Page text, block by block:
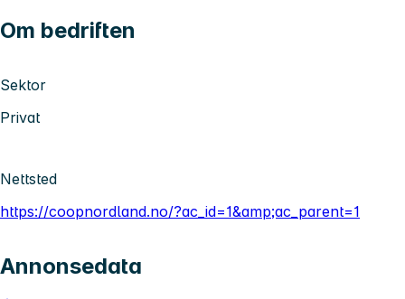
Om bedriften
Sektor
Privat
Nettsted
https://coopnordland.no/?ac_id=1&amp;ac_parent=1
Annonsedata